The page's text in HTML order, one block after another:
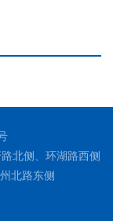
北侧、环湖路西侧
北路东侧